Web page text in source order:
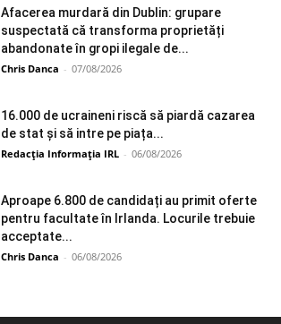
Afacerea murdară din Dublin: grupare
suspectată că transforma proprietăți
abandonate în gropi ilegale de...
Chris Danca - 07/08/2026
16.000 de ucraineni riscă să piardă cazarea
de stat și să intre pe piața...
Redacția Informația IRL - 06/08/2026
Aproape 6.800 de candidați au primit oferte
pentru facultate în Irlanda. Locurile trebuie
acceptate...
Chris Danca - 06/08/2026